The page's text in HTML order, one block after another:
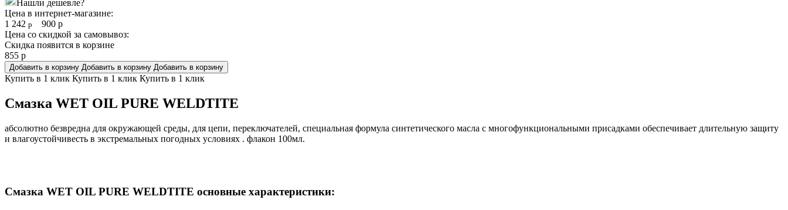
Нашли дешевле?
Цена в интернет-магазине:
1 242 р 900 р
Цена со скидкой за самовывоз:
Скидка появится в корзине
855 р
Добавить в корзину Добавить в корзину Добавить в корзину
Купить в 1 клик Купить в 1 клик Купить в 1 клик
Смазка WET OIL PURE WELDTITE
абсолютно безвредна для окружающей среды, для цепи, переключателей, специальная формула синтетического масла с многофункциональными присадками обеспечивает длительную защиту
и влагоустойчивесть в экстремальных погодных условиях . флакон 100мл.
Смазка WET OIL PURE WELDTITE основные характеристики: